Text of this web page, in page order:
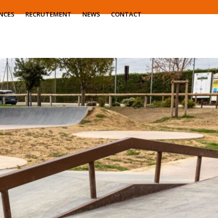
RECRUTEMENT NEWS CONTACT